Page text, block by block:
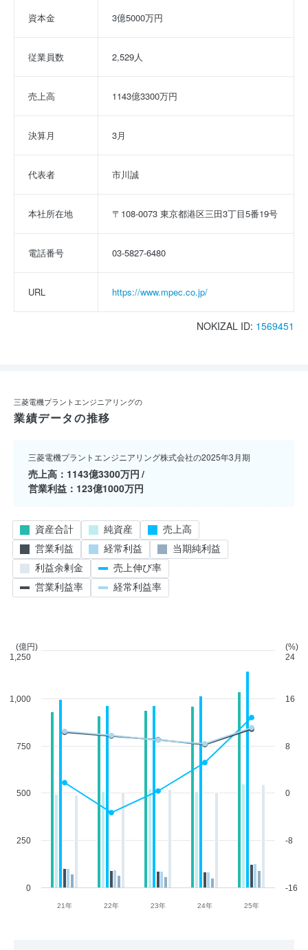
資本金 3億5000万円
従業員数 2,529人
売上高 1143億3300万円
決算月 3月
代表者 市川誠
本社所在地 〒108-0073 東京都港区三田3丁目5番19号
電話番号 03-5827-6480
URL https://www.mpec.co.jp/
NOKIZAL ID: 1569451
三菱電機プラントエンジニアリングの
業績データの推移
三菱電機プラントエンジニアリング株式会社の2025年3月期
売上高
1143億3300万円
営業利益
123億1000万円
21年 22年 23年 24年 25年
0
250
500
750
1,000
(億円)
1,250
-16
-8
0
8
16
(%)
24
資産合計 純資産
売上高
営業利益
経常利益
当期純利益
利益余剰金
売上伸び率
営業利益率
経常利益率